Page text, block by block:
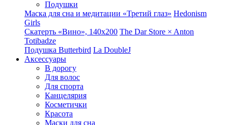
Подушки
Маска для сна и медитации «Третий глаз» Hedonism
Girls
Скатерть «Вино», 140х200 The Dar Store × Anton
Totibadze
Подушка Butterbird La DoubleJ
Аксессуары
В дорогу
Для волос
Для спорта
Канцелярия
Косметички
Красота
Маски для сна